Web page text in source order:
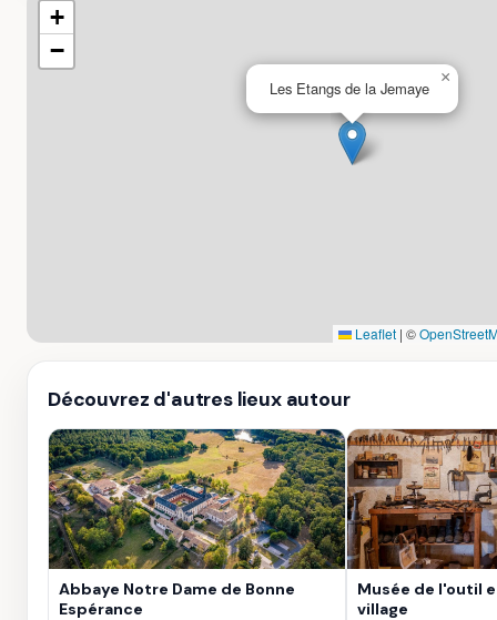
Les Etangs de la Jemaye
×
+
−
Leaflet | ©
Découvrez d'autres lieux autour
Abbaye Notre Dame de Bonne
Espérance
Musée de l'outil
village